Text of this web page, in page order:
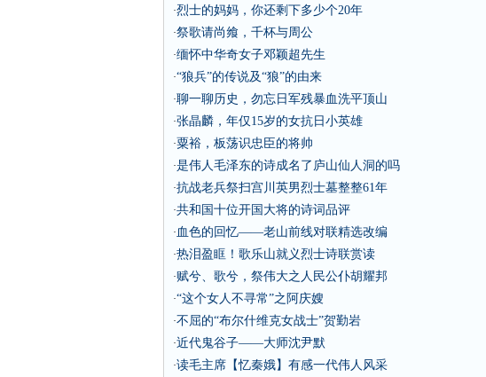
·烈士的妈妈，你还剩下多少个20年
·祭歌请尚飨，千杯与周公
·缅怀中华奇女子邓颖超先生
·“狼兵”的传说及“狼”的由来
·聊一聊历史，勿忘日军残暴血洗平顶山
·张晶麟，年仅15岁的女抗日小英雄
·粟裕，板荡识忠臣的将帅
·是伟人毛泽东的诗成名了庐山仙人洞的吗
·抗战老兵祭扫宫川英男烈士墓整整61年
·共和国十位开国大将的诗词品评
· 血色的回忆——老山前线对联精选改编
·热泪盈眶！歌乐山就义烈士诗联赏读
·赋兮、歌兮，祭伟大之人民公仆胡耀邦
·“这个女人不寻常”之阿庆嫂
·不屈的“布尔什维克女战士”贺勤岩
·近代鬼谷子——大师沈尹默
·读毛主席【忆秦娥】有感一代伟人风采